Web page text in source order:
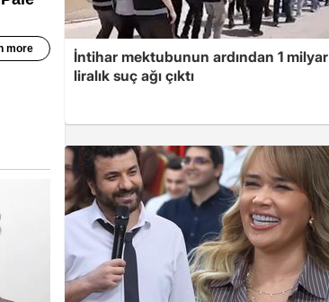
İntihar mektubunun ardından 1 milyar
liralık suç ağı çıktı